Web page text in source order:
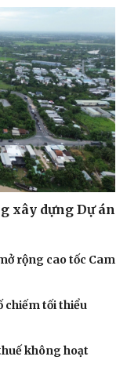
xây dựng Dự án
rộng cao tốc Cam
chiếm tối thiểu
không hoạt